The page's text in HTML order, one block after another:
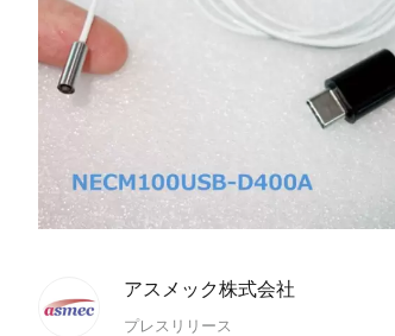
アスメック株式会社
プレスリリース